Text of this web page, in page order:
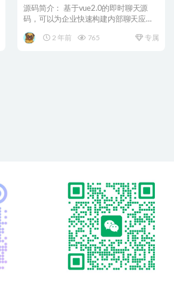
源码简介： 基于vue2.0的即时聊天源
码，可以为企业快速构建内部聊天应
2 年前
765 专属